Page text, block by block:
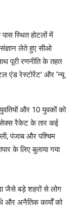
स्थित होटलों में
लेते हुए सीओ
पूरी रणनीति के तहत
एंड रेस्टोरेंट’ और ‘न्यू
और 10 युवकों को
सेक्स रैकेट के तार कई
पंजाब और पश्चिम
के लिए बुलाया गया
जैसे बड़े शहरों से लोग
और अनैतिक कार्यों को